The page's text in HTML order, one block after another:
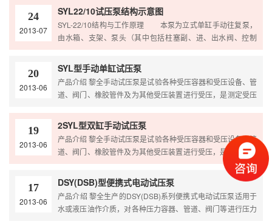
及配套试压、试验工程，已应用在航空领域的试压试验，并且
在国防科研开发项目中应用，为我国的科研项目如：高压爆破
试验、深海试验、空间技术、高温高压试验、异形管试验等，
并做出大贡献。 产品原理 4GSY型大流量电动试压泵在…
24
2013-07
SYL22/10试压泵结构示意图
SYL-22/10结构与工作原理 本泵为立式单缸手动往复泵，
由水箱、支架、泵头（其中包括柱塞副、进、出水阀、控制
阀、缸压阀、工作接管接头等零部件）、压力表、手柄和工作
接管等零部件组成。泵体用螺栓固定在支架上，支架安装在水
箱上面。泵体为整体锻钢制成，各种阀和手柄、压力表、工作
接管等都装设在泵体上或与它相连接。支架除用作安装泵体
外，兼作搬运时之提手。水箱底下有活动足架和滚轮，既便于
搬移时…
20
2013-06
SYL型手动单缸试压泵
产品介绍 黎全手动试压泵是试验各种受压容器和受压设备、管
道、阀门、橡胶管件及为其他受压装置进行受压，是测定受压
80兆帕（800公斤）以内阶段的正确压力下试压，从而达到水
压或油压试验的效果。 产品原理 手动试压泵由泵体、柱
塞、密封圈、控制阀、压力表、水箱等组成分别概述工作原
理： 柱塞通过手柄上提时，泵体内产生真空，…
19
2013-06
2SYL型双缸手动试压泵
产品介绍 黎全手动试压泵是试验各种受压容器和受压设备、管
道、阀门、橡胶管件及为其他受压装置进行受压，是测定受压
容器设备的测试仪器，工作压力可达80兆帕（800公斤），在
80兆帕（800公斤）以内阶段的正确压力下试压，从而达到水
压或油压试验的效果。 产品原理 手动试压泵由泵体、两根柱
塞、密封圈、控制阀、压力表、水箱等组成，分别概述其工作
原理： 柱塞通过手柄上提时，泵体内产生真空，进水阀…
17
2013-06
DSY(DSB)型便携式电动试压泵
产品介绍 黎全生产的DSY(DSB)系列便携式电动试压泵适用于
水或液压油作介质，对各种压力容器、管道、阀门等进行压力